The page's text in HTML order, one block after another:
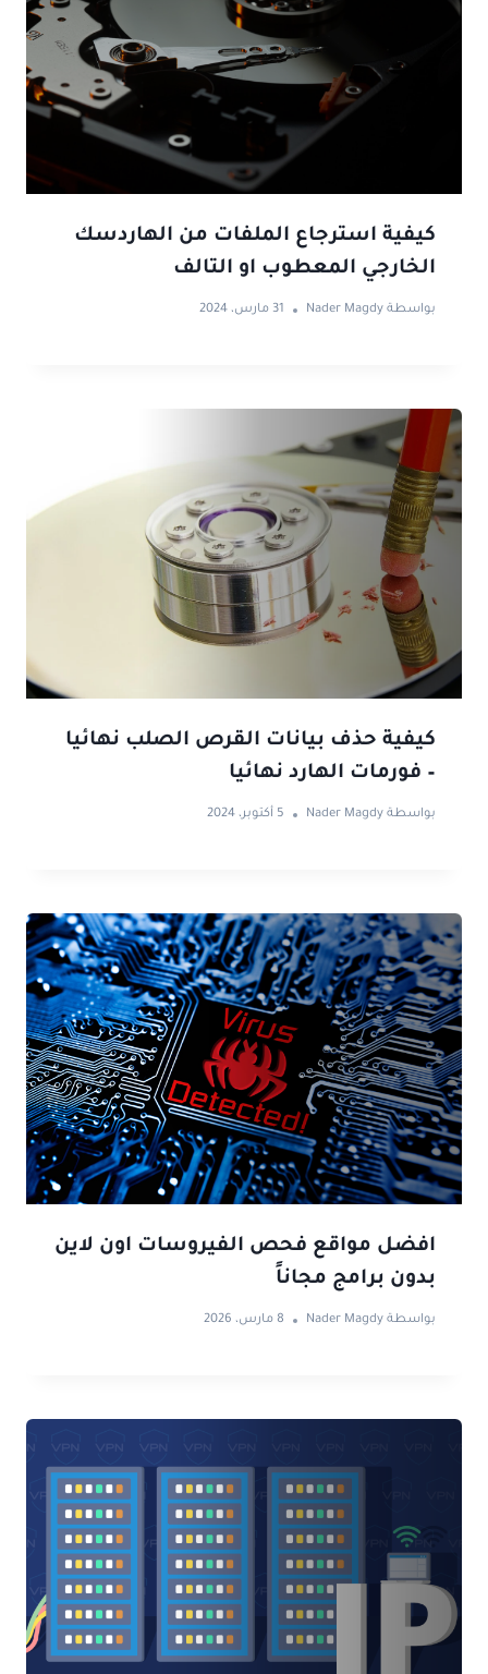
كيفية استرجاع الملفات من الهاردسك
الخارجي المعطوب او التالف
بواسطة Nader Magdy 31 مارس، 2024
كيفية حذف بيانات القرص الصلب نهائيا
– فورمات الهارد نهائيا
بواسطة Nader Magdy 5 أكتوبر، 2024
افضل مواقع فحص الفيروسات اون لاين
بدون برامج مجاناً
بواسطة Nader Magdy 8 مارس، 2026